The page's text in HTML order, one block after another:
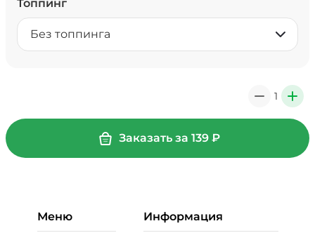
Топпинг
Без топпинга
1 +
Заказать за 139₽
Меню Информация